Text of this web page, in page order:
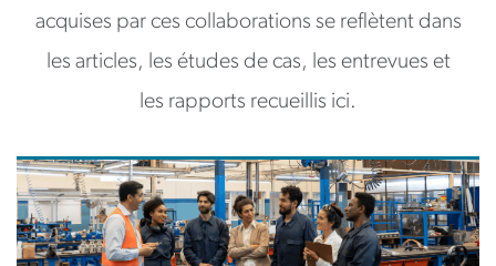
acquises par ces collaborations se reflètent dans
les articles, les études de cas, les entrevues et
les rapports recueillis ici.